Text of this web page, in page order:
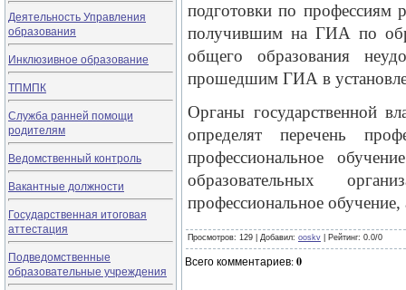
Деятельность Управления
образования
Инклюзивное образование
ТПМПК
Служба ранней помощи
родителям
Ведомственный контроль
Вакантные должности
Государственная итоговая
аттестация
Подведомственные
образовательные учреждения
подготовки по профессиям
получившим на ГИА по
общего образования
прошедшим ГИА в
Органы государственной
определят перечень
профессиональное
образовательных
профессиональное
Просмотров: 129 | Добавил: ooskv Рейтинг: 0.0/0
Всего комментариев:0